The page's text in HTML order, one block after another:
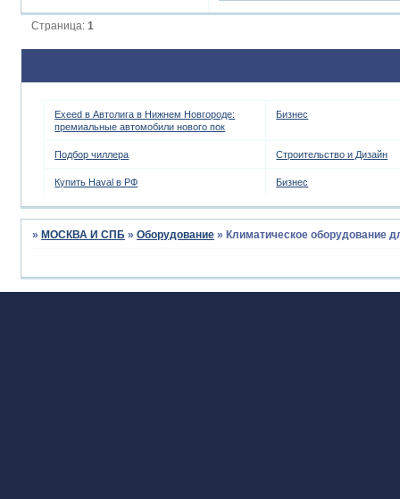
Страница:1
Exeed в Автолига в Нижнем Новгороде:
премиальные автомобили нового пок
Бизнес
Подбор чиллера Строительство и Дизайн
Купить Haval в РФ Бизнес
»МОСКВА И СПБ »Оборудование »Климатическое оборудование